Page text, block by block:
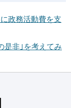
政務活動費を支
是非｣を考えてみ